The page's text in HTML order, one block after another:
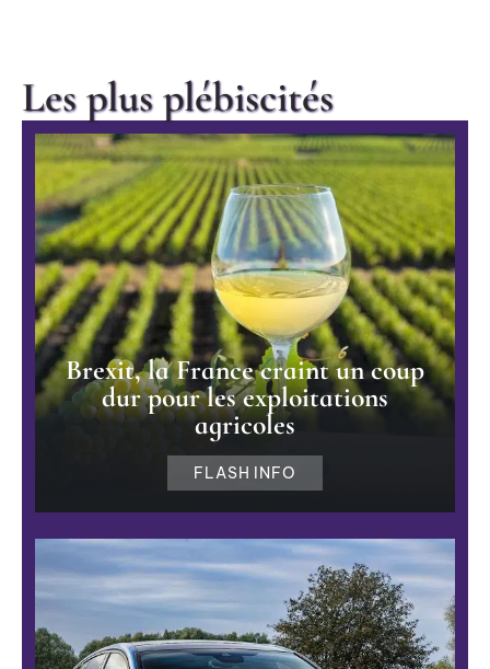
Les plus plébiscités
Brexit, la France craint un coup
dur pour les exploitations
agricoles
FLASH INFO